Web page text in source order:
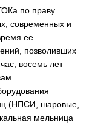
по праву
современных и
ее
позволивших
восемь лет
(НПСИ, шаровые,
мельница